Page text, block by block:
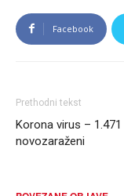
Facebook
Prethodni tekst
Korona virus – 1.471
novozaraženi